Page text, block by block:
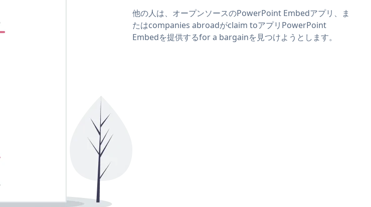
他の人は、オープンソースのPowerPoint Embedアプリ、ま
たはcompanies abroadがclaim toアプリPowerPoint
Embedを提供するfor a bargainを見つけようとします。